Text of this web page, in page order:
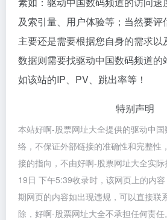
及索引量、用户体验等；当然要评
主要还是需要根据您自身的需求以
数据则需要找驱动中国数码频道的
如该站的IP、PV、跳出率等！
特别声明
本站好啊-股票网址大全提供的驱动中
络，不保证外部链接的准确性和完整性
接的指向，不由好啊-股票网址大全实
19日 下午5:39收录时，该网页上的内
期网页的内容如出现违规，可以直接联
除，好啊-股票网址大全不承担任何责任。